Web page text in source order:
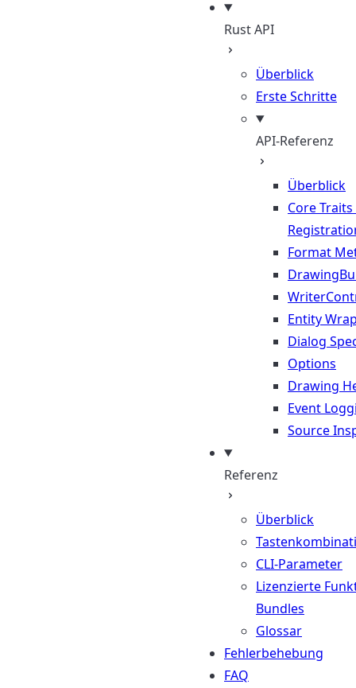
Rust API
Überblick
Erste Schritte
API-Referenz
Überblick
Core
Format
Entity
Dialog
Options
Drawing
Event
Source
Referenz
Überblick
CLI-Parameter
Lizenzierte
Bundles
Glossar
Fehlerbehebung
FAQ